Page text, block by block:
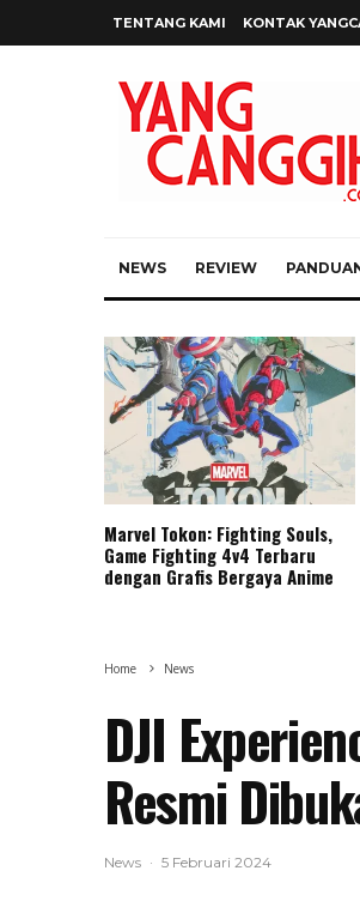
TENTANG KAMI KONTAK
NEWS REVIEW
Marvel Tokon: Fighting Souls,
Game Fighting 4v4 Terbaru
dengan Grafis Bergaya Anime
Home News
DJI
Resmi
News · 5 Februari 2024